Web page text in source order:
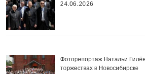
24.06.2026
Фоторепортаж Натальи
торжествах в Новосибирске